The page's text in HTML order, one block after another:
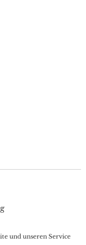
und unseren Service